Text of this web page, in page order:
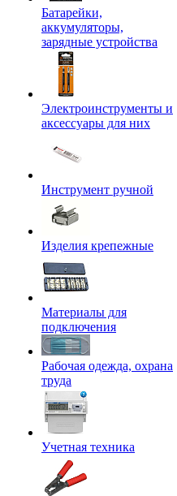
Батарейки,
аккумуляторы,
зарядные устройства
Электроинструменты и
аксессуары для них
Инструмент ручной
Изделия крепежные
Материалы для
подключения
Рабочая одежда, охрана
труда
Учетная техника